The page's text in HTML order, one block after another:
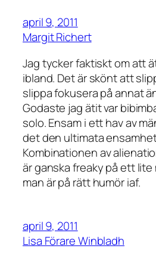
april 9, 2011
Margit Richert
Jag tycker faktiskt om att
ibland. Det är skönt att
slippa fokusera på annat
Godaste jag ätit var
solo. Ensam i ett hav av
det den ultimata
Kombinationen av
är ganska freaky på ett
man är på rätt humör iaf.
april 9, 2011
Lisa Förare Winbladh